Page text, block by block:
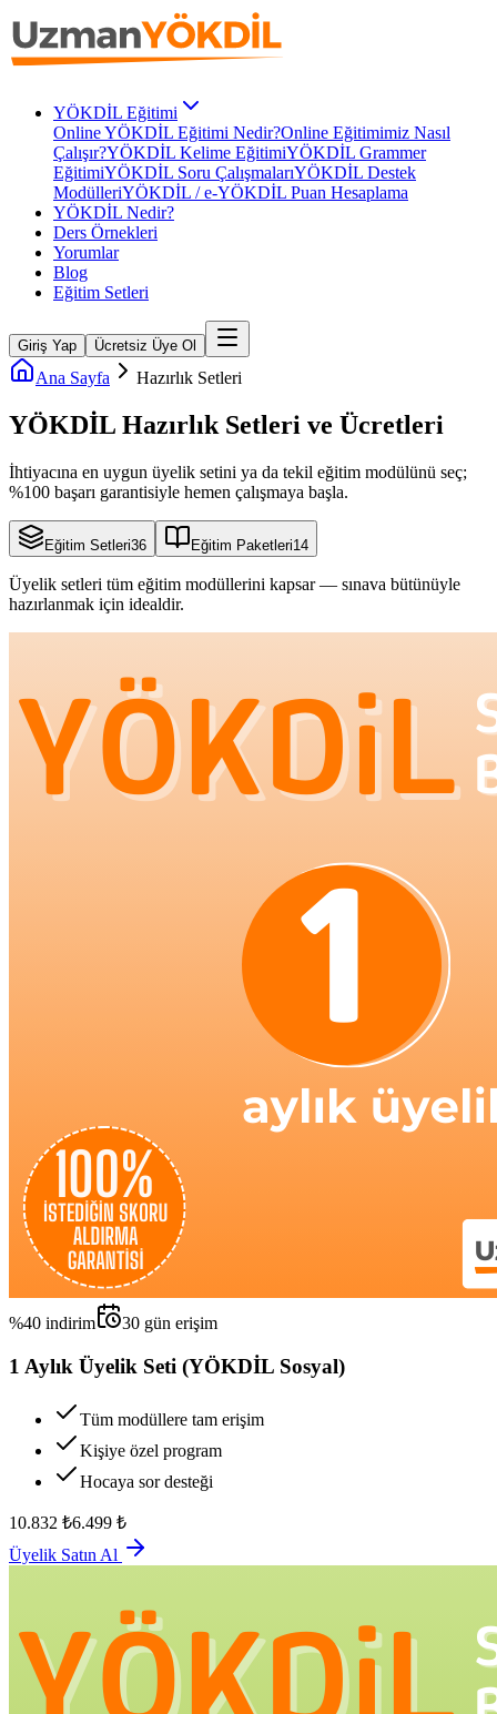
YÖKDİL Eğitimi
Online YÖKDİL Eğitimi Nedir?Online Eğitimimiz Nasıl
Çalışır?YÖKDİL Kelime EğitimiYÖKDİL Grammer
EğitimiYÖKDİL Soru ÇalışmalarıYÖKDİL Destek
ModülleriYÖKDİL / e-YÖKDİL Puan Hesaplama
YÖKDİL Nedir?
Ders Örnekleri
Yorumlar
Blog
Eğitim Setleri
Giriş Yap Ücretsiz Üye Ol
Ana Sayfa Hazırlık Setleri
YÖKDİL Hazırlık Setleri ve Ücretleri
İhtiyacına en uygun üyelik setini ya da tekil eğitim modülünü seç;
%100 başarı garantisiyle hemen çalışmaya başla.
Eğitim Setleri36 Eğitim Paketleri14
Üyelik setleri tüm eğitim modüllerini kapsar — sınava bütünüyle
hazırlanmak için idealdir.
%40 indirim 30 gün erişim
1 Aylık Üyelik Seti (YÖKDİL Sosyal)
Tüm modüllere tam erişim
Kişiye özel program
Hocaya sor desteği
10.832 ₺6.499 ₺
Üyelik Satın Al